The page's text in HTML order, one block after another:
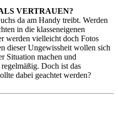
VERTRAUEN?
da am Handy treibt. Werden
in die klasseneigenen
werden vielleicht doch Fotos
dieser Ungewissheit wollen sich
Situation machen und
Doch ist das
dabei geachtet werden?